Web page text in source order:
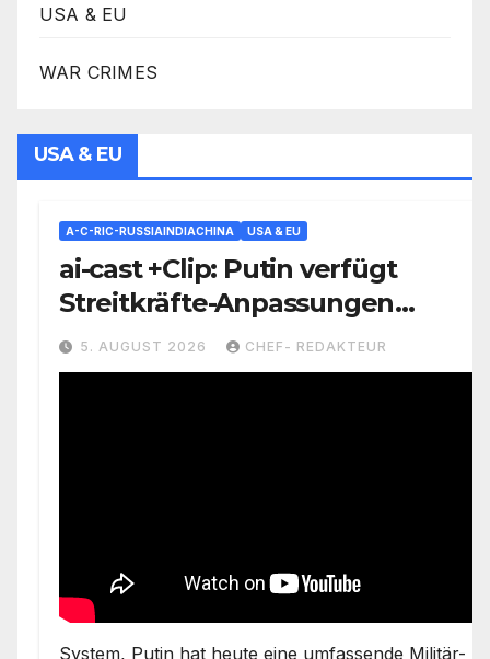
USA & EU
WAR CRIMES
USA & EU
A-C-RIC-RUSSIAINDIACHINA USA & EU
ai-cast +Clip: Putin verfügt
Streitkräfte-Anpassungen
(=Lehren aus UKR-Krieg)=
Unbemannte Systeme nun als
5. AUGUST 2026 CHEF- REDAKTEUR
System, Putin hat heute eine umfassende Militär-